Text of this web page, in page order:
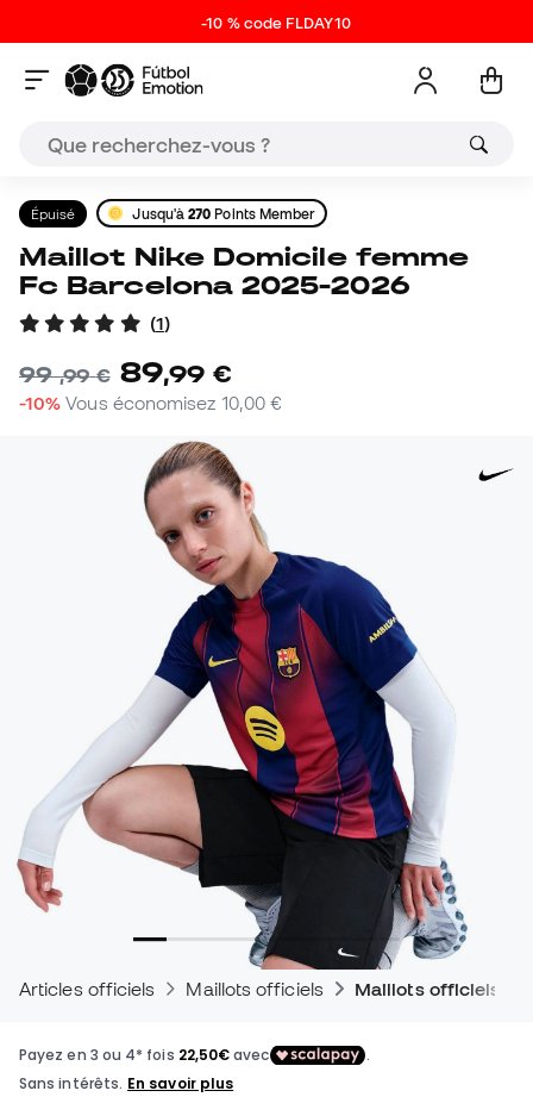
-10 % code FLDAY10
Épuisé Jusqu'à270 Points Member
Maillot Nike Domicile femme
Fc Barcelona 2025-2026
(1)
99,99 € 89,99 €
-10% Vous économisez 10,00 €
Articles officiels Maillots officiels Maillots officiels de